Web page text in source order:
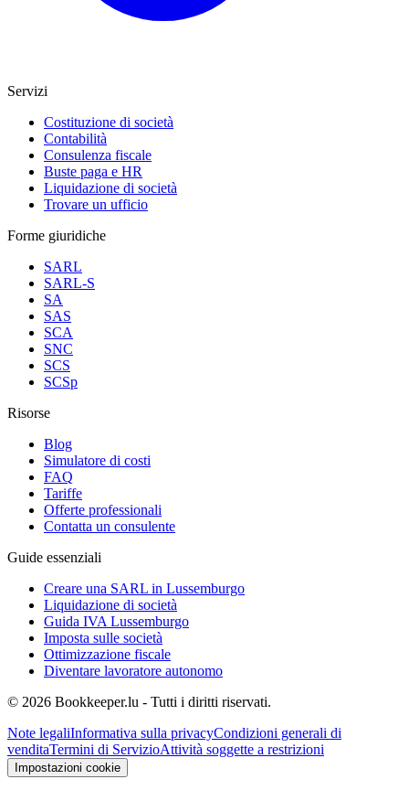
Servizi
Costituzione di società
Contabilità
Consulenza fiscale
Buste paga e HR
Liquidazione di società
Trovare un ufficio
Forme giuridiche
SARL
SARL-S
SA
SAS
SCA
SNC
SCS
SCSp
Risorse
Blog
Simulatore di costi
FAQ
Tariffe
Offerte professionali
Contatta un consulente
Guide essenziali
Creare una SARL in Lussemburgo
Liquidazione di società
Guida IVA Lussemburgo
Imposta sulle società
Ottimizzazione fiscale
Diventare lavoratore autonomo
© 2026 Bookkeeper.lu - Tutti i diritti riservati.
Note legaliInformativa sulla privacyCondizioni generali di
venditaTermini di ServizioAttività soggette a restrizioni
Impostazioni cookie